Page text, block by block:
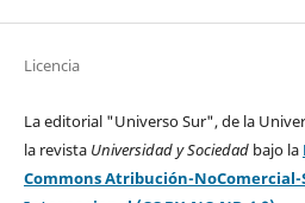
Licencia
La editorial "Universo Sur", de la
la revista Universidad y Sociedad bajo la
Commons Atribución-NoComercial-